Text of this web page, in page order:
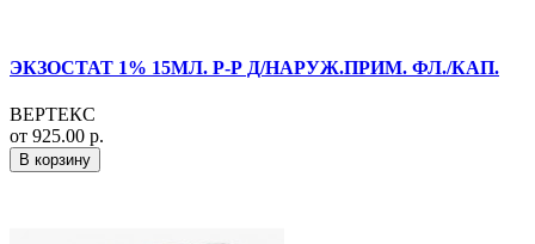
ЭКЗОСТАТ 1% 15МЛ. Р-Р Д/НАРУЖ.ПРИМ. ФЛ./КАП.
ВЕРТЕКС
от 925.00 р.
В корзину